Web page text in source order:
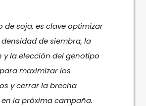
de soja, es clave optimizar
de siembra, la
y la elección del genotipo
maximizar los
y cerrar la brecha
la próxima campaña.